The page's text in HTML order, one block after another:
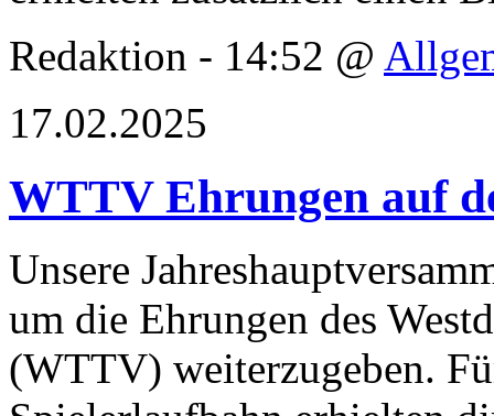
Redaktion - 14:52 @
17.02.2025
WTTV Ehrungen auf
Unsere
um die Ehrungen des
(WTTV) weiterzugeben.